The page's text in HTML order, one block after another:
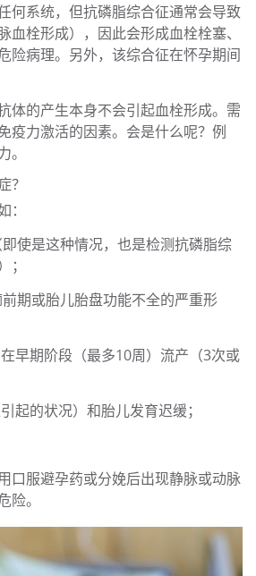
何系统，但抗磷脂综合征通常会导致
血栓形成），因此会形成血栓栓塞、
险病理。另外，该综合征在怀孕期间
体的产生本身不会引起血栓形成。需
疫力激活的因素。会是什么呢？例
。
？
即使是这种情况，也是检测抗磷脂综
；
期或胎儿胎盘功能不全的严重形
早期阶段（最多10周）流产（3次或
起的状况）和胎儿发育迟缓；
口服避孕药或分娩后出现静脉或动脉
险。